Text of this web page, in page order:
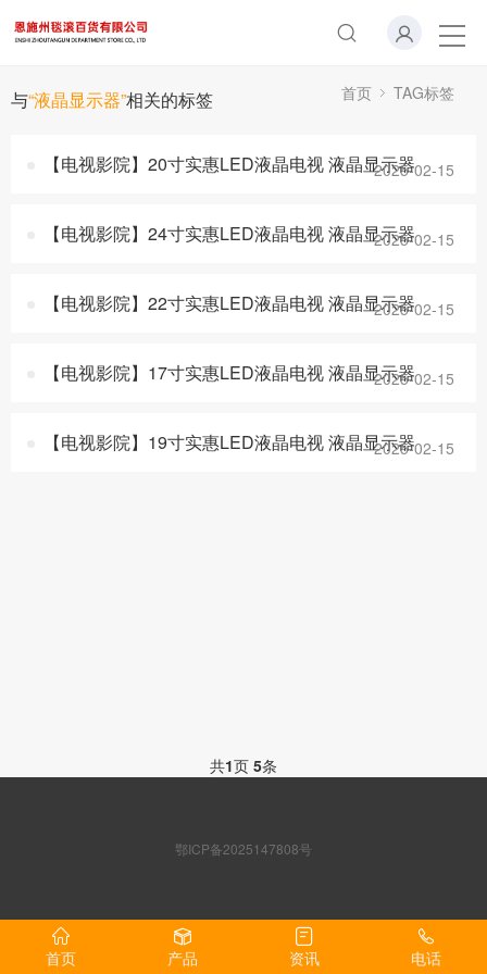
与“液晶显示器”相关的标签 首页 TAG标签
【电视影院】20寸实惠LED液晶电视 液晶显示器2025-02-15
【电视影院】24寸实惠LED液晶电视 液晶显示器2025-02-15
【电视影院】22寸实惠LED液晶电视 液晶显示器2025-02-15
【电视影院】17寸实惠LED液晶电视 液晶显示器2025-02-15
【电视影院】19寸实惠LED液晶电视 液晶显示器2025-02-15
共1页 5条
鄂ICP备2025147808号
首页 产品 资讯 电话